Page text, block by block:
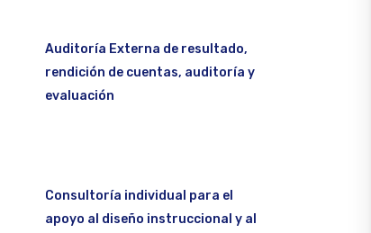
Auditoría Externa de resultado,
rendición de cuentas, auditoría y
evaluación
Consultoría individual para el
apoyo al diseño instruccional y al